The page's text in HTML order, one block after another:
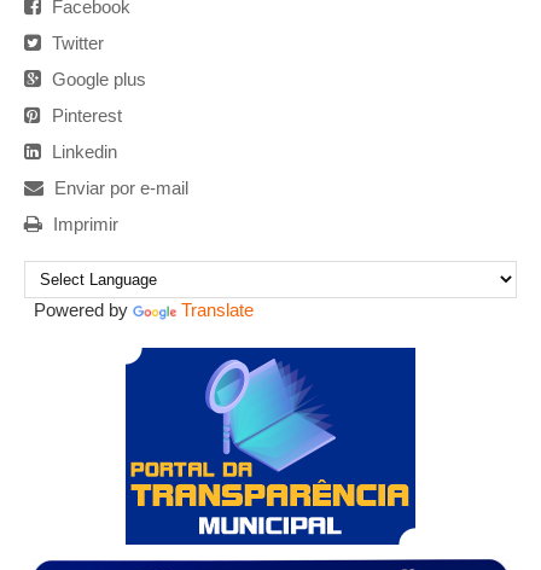
Facebook
Twitter
Google plus
Pinterest
Linkedin
Enviar por e-mail
Imprimir
Powered by Translate